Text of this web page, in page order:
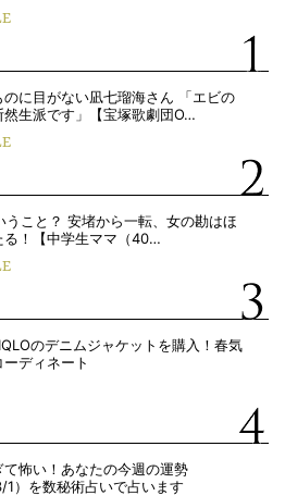
のに目がない凪七瑠海さん 「エビの
然生派です」【宝塚歌劇団O…
うこと？ 安堵から一転、女の勘はほ
る！【中学生ママ（40…
のデニムジャケットを購入！春気
ディネート
て怖い！あなたの今週の運勢
1）を数秘術占いで占います